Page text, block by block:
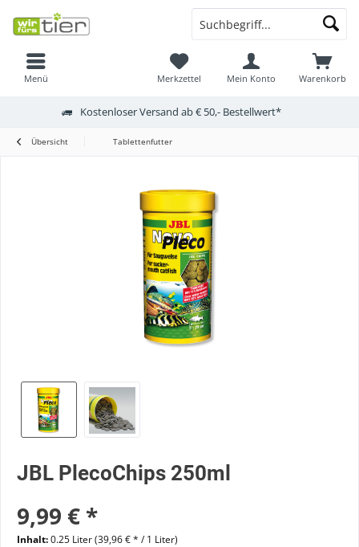
Menü Warenkorb
Merkzettel Mein Konto
Kostenloser Versand ab € 50,- Bestellwert*
Übersicht Tablettenfutter
JBL PlecoChips 250ml
9,99 € *
Inhalt:0.25 Liter (39,96 € * / 1 Liter)